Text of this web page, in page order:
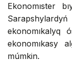
Ekonomıster
ekonomıkalyq
ekonomıkasy
múmkin.